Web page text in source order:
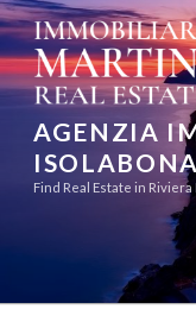
Aller
au
contenu
principal
AGENZIA
Find Real Estate in